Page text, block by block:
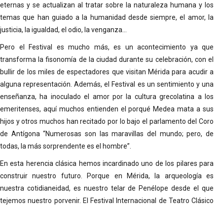
eternas y se actualizan al tratar sobre la naturaleza humana y los
temas que han guiado a la humanidad desde siempre, el amor, la
justicia, la igualdad, el odio, la venganza...
Pero el Festival es mucho más, es un acontecimiento ya que
transforma la fisonomía de la ciudad durante su celebración, con el
bullir de los miles de espectadores que visitan Mérida para acudir a
alguna representación. Además, el Festival es un sentimiento y una
enseñanza, ha inoculado el amor por la cultura grecolatina a los
emeritenses, aquí muchos entienden el porqué Medea mata a sus
hijos y otros muchos han recitado por lo bajo el parlamento del Coro
de Antígona “Numerosas son las maravillas del mundo; pero, de
todas, la más sorprendente es el hombre”.
En esta herencia clásica hemos incardinado uno de los pilares para
construir nuestro futuro. Porque en Mérida, la arqueología es
nuestra cotidianeidad, es nuestro telar de Penélope desde el que
tejemos nuestro porvenir. El Festival Internacional de Teatro Clásico